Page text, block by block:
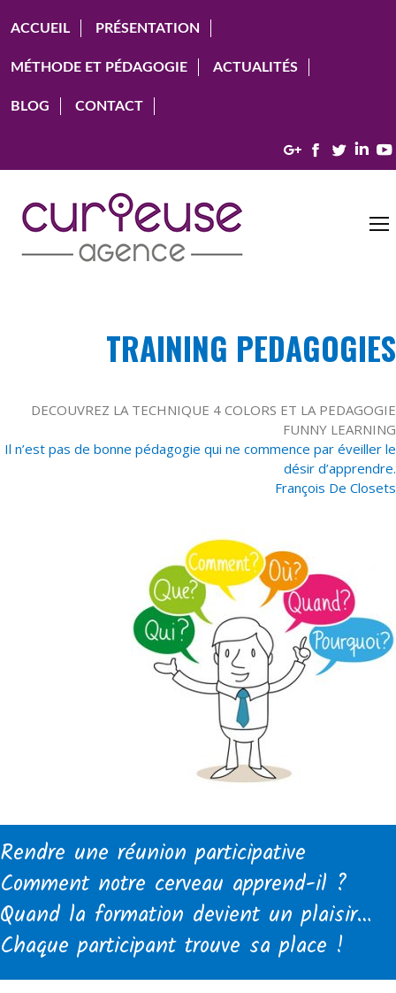
ACCUEIL PRÉSENTATION
MÉTHODE ET PÉDAGOGIE ACTUALITÉS
BLOG CONTACT
Google+Facebook
Twitter
TRAINING PEDAGOGIES
DECOUVREZ LA TECHNIQUE 4 COLORS ET LA PEDAGOGIE
FUNNY LEARNING
Il n’est pas de bonne pédagogie qui ne commence par éveiller le
désir d’apprendre.
François De Closets
Rendre une réunion participative
Comment notre cerveau apprend-il ?
Quand la formation devient un plaisir…
Chaque participant trouve sa place !